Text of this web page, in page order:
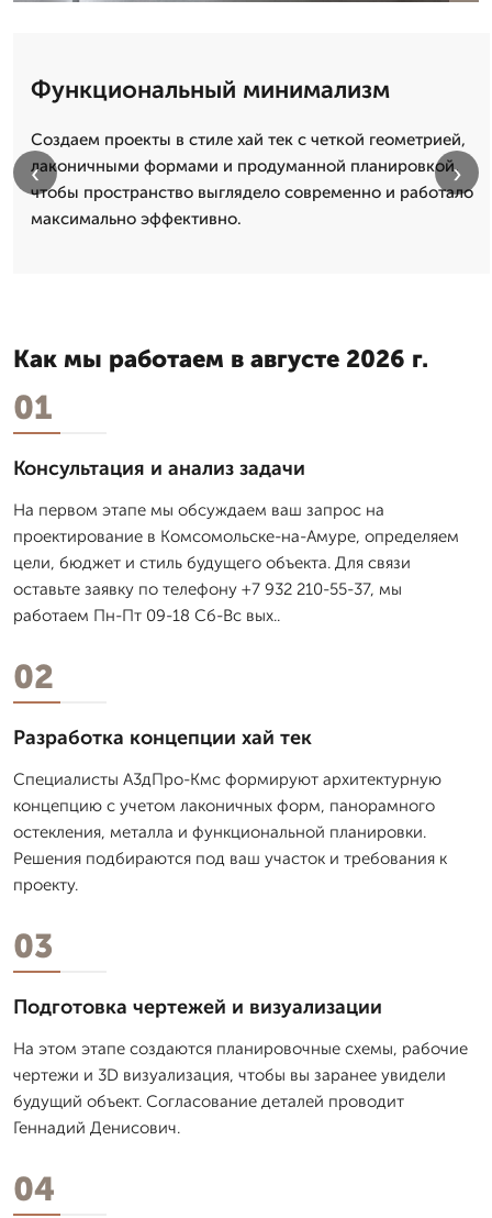
Функциональный минимализм
Создаем проекты в стиле хай тек с четкой геометрией,
лаконичными формами и продуманной планировкой,
чтобы пространство выглядело современно и работало
максимально эффективно.
‹ ›
Как мы работаем в августе 2026 г.
01
Консультация и анализ задачи
На первом этапе мы обсуждаем ваш запрос на
проектирование в Комсомольске-на-Амуре, определяем
цели, бюджет и стиль будущего объекта. Для связи
оставьте заявку по телефону +7 932 210-55-37, мы
работаем Пн-Пт 09-18 Сб-Вс вых..
02
Разработка концепции хай тек
Специалисты А3дПро-Кмс формируют архитектурную
концепцию с учетом лаконичных форм, панорамного
остекления, металла и функциональной планировки.
Решения подбираются под ваш участок и требования к
проекту.
03
Подготовка чертежей и визуализации
На этом этапе создаются планировочные схемы, рабочие
чертежи и 3D визуализация, чтобы вы заранее увидели
будущий объект. Согласование деталей проводит
Геннадий Денисович.
04